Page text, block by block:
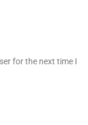
for the next time I